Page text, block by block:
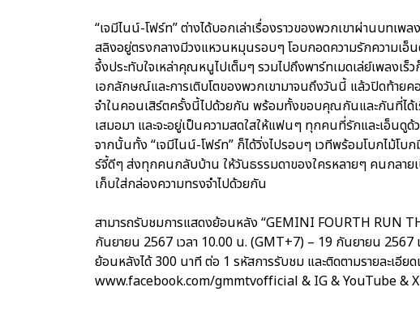
“เจมีไนน์-โฟร์ท” ต่างได้บอกเล่าเรื่องราวของพวกเขาผ่านบทเ
สลิงอยู่ตรงกลางมีวงแหวนหมุนรอบๆ โอบกอดความรักความเอ็
จึ้งประทับใจเหล่าคุณหนูไปเต็มๆ รวมไปถึงพาร์ทเมดเล่ย์เพลงเ
เอกลักษณ์และการเติบโตของพวกเขามาจนถึงวันนี้ แล้วปิดท้า
จำในคอนเสิร์ตครั้งนี้ไปด้วยกัน พร้อมทั้งขอบคุณกันและกันที่ได้
เสมอมา และจะอยู่เป็นความสดใสให้แฟนๆ ทุกคนที่รักและเอ็น
จากนั้นทั้ง “เจมีไนน์-โฟร์ท” ก็ได้วิ่งไปรอบๆ เวทีพร้อมโบกไม้โ
ร์จี้ดีๆ ส่งทุกคนกลับบ้าน ให้วันธรรมดาของใครหลายๆ คนกลา
เก็บใส่กล่องความทรงจำไปด้วยกัน
สามารถรับชมการแสดงย้อนหลัง “GEMINI FOURTH RUN
กันยายน 2567 เวลา 10.00 น. (GMT+7) – 19 กันยายน 2567
ย้อนหลังได้ 300 นาที ต่อ 1 รหัสการรับชม และติดตามรายละเอี
www.facebook.com/gmmtvofficial & IG & YouTube &